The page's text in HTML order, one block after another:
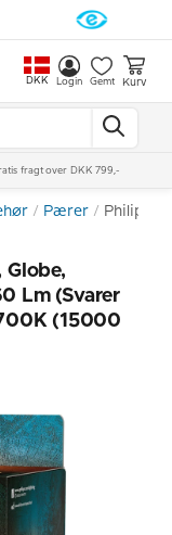
DKK Login Gemt Kurv
fragt over DKK 799,-
Pærer Philips
Globe,
Lm (svarer
(15000